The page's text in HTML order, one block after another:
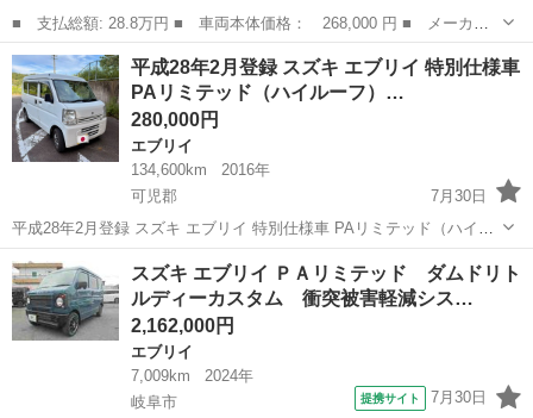
■ 支払総額: 28.8万円 ■ 車両本体価格： 268,000 円 ■ メーカー
名： スズキ ■ 車種名： エブリイワゴン ■ グレード名： ＰＺ
ターボ 両側スライド・片側電動 ＴＶ キーレスエントリー Ａ
Ｔ 盗難防止シ...
三重 いなべ市 エブリイ
平成28年2月登録 スズキ エブリイ 特別仕様車
PAリミテッド（ハイルーフ）…
280,000円
エブリイ
134,600km
2016年
可児郡
7月30日
平成28年2月登録 スズキ エブリイ 特別仕様車 PAリミテッド（ハイル
ーフ） HBD-DA17V 走行距離134,500km 車検令和10年3月まで パワー
ステアリング 左リアドアにへこみ・キズがあります。ご注意く...
岐阜 エブリイ
スズキ エブリイ ＰＡリミテッド ダムドリト
ルディーカスタム 衝突被害軽減シス…
2,162,000円
エブリイ
7,009km
2024年
岐阜市
提携サイト 7月30日